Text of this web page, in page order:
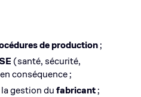
de production;
(santé, sécurité,
conséquence ;
gestion dufabricant;